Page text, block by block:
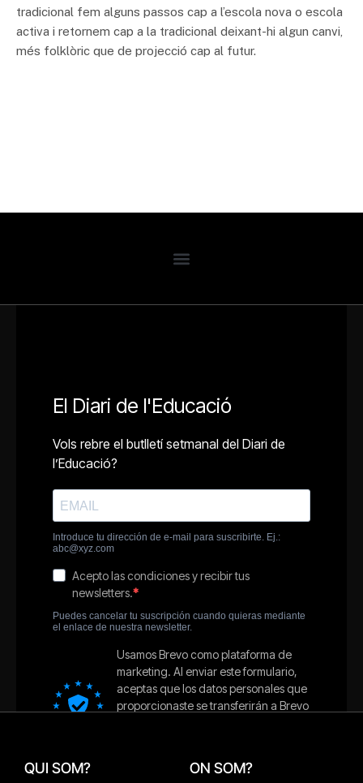
tradicional fem alguns passos cap a l’escola nova o escola
activa i retornem cap a la tradicional deixant-hi algun canvi,
més folklòric que de projecció cap al futur.
QUI SOM? ON SOM?